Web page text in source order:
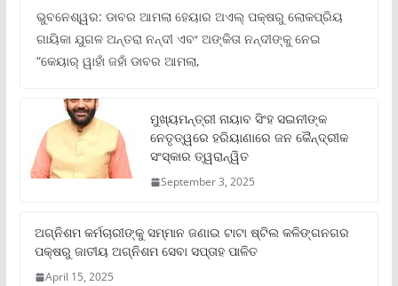
ଭୁବନେଶ୍ୱର: ଡାବର ଆମଲା ହେୟାର ଅଏଲ୍ ପକ୍ଷରୁ ଲୋକପ୍ରିୟ
ଗାୟିକା ଯୁଗଳ ଅନ୍ତରା ନନ୍ଦୀ ଏବଂ ଅଙ୍କିତା ନନ୍ଦୀଙ୍କୁ ନେଇ
“କେୟାର୍ ୱାହାଁ ଜହାଁ ଡାବର ଆମଲା,
ମୁଖ୍ୟମନ୍ତ୍ରୀ ନାୟାବ ସିଂହ ସଇନୀଙ୍କ
ନେତୃତ୍ୱରେ ହରିୟାଣାରେ ଜନ କୈନ୍ଦ୍ରୀକ
ସଂସ୍କାର ତ୍ୱରାନ୍ୱିତ
September 3, 2025
ଅଗ୍ନିଶମ କର୍ମଚାରୀଙ୍କୁ ସମ୍ମାନ ଜଣାଇ ଟାଟା ଷ୍ଟିଲ କଳିଙ୍ଗନଗର
ପକ୍ଷରୁ ଜାତୀୟ ଅଗ୍ନିଶମ ସେବା ସପ୍ତାହ ପାଳିତ
April 15, 2025